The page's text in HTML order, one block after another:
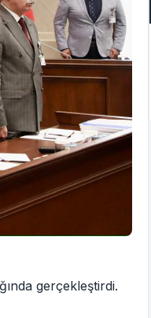
gerçekleştirdi.